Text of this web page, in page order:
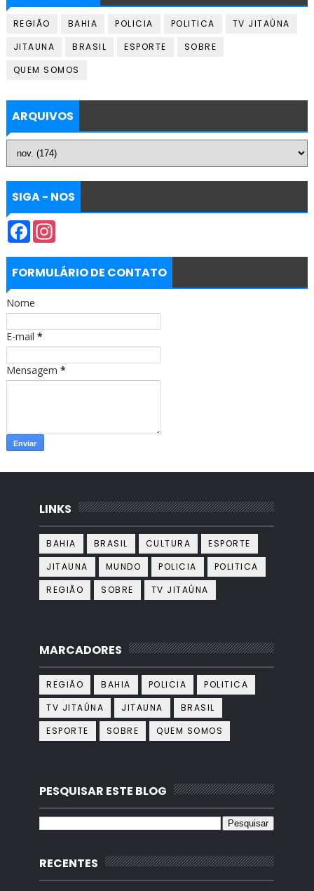
REGIÃO BAHIA POLICIA POLITICA
TV JITAÚNA
JITAUNA
BRASIL ESPORTE
SOBRE
QUEM SOMOS
ARQUIVOS
SIGA - NOS
F
e
b
o
k
I
t
a
r
m
FORMULÁRIO DE CONTATO
Nome
E-mail *
Mensagem *
LINKS
BAHIA BRASIL CULTURA
ESPORTE
JITAUNA
MUNDO POLICIA
POLITICA
REGIÃO
SOBRE TV JITAÚNA
MARCADORES
REGIÃO BAHIA POLICIA
POLITICA
TV JITAÚNA
JITAUNA
BRASIL
ESPORTE
SOBRE QUEM SOMOS
PESQUISAR ESTE BLOG
RECENTES